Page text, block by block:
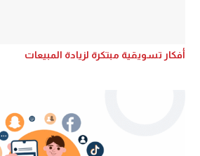
أفكار تسويقية مبتكرة لزيادة المبيعات